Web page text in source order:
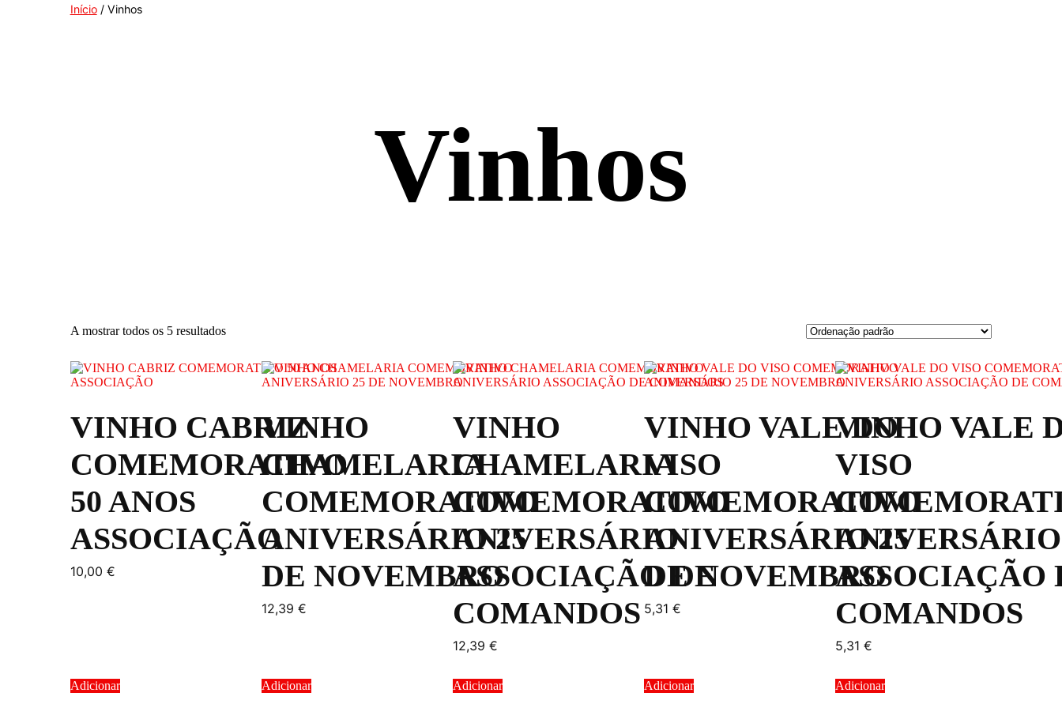
Início/ Vinhos
Vinhos
A mostrar todos os 5 resultados
VINHO CABRIZ
COMEMORATIVO
50 ANOS
ASSOCIAÇÃO
10,00 €
Adicionar
VINHO
CHAMELARIA
COMEMORATIVO
ANIVERSÁRIO 25
DE NOVEMBRO
12,39 €
Adicionar
VINHO
CHAMELARIA
COMEMORATIVO
ANIVERSÁRIO
ASSOCIAÇÃO DE
COMANDOS
12,39 €
Adicionar
VINHO VALE DO
VISO
COMEMORATIVO
ANIVERSÁRIO 25
DE NOVEMBRO
5,31 €
Adicionar
VINHO VALE
VISO
ANIVERSÁRIO
ASSOCIAÇÃO
COMANDOS
5,31 €
Adicionar